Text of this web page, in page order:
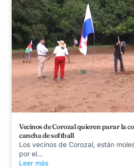
Vecinos de Corozal quieren parar la
cancha de softball
Los vecinos de Corozal, están
por el...
Leer más